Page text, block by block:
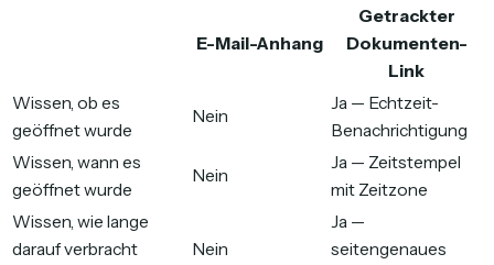
E-Mail-Anhang
Getrackter
Dokumenten-
Link
Wissen, ob es
geöffnet wurde
Nein
Ja — Echtzeit-
Benachrichtigung
Wissen, wann es
geöffnet wurde
Nein
Ja — Zeitstempel
mit Zeitzone
Wissen, wie lange
darauf verbracht
Nein
Ja —
seitengenaues